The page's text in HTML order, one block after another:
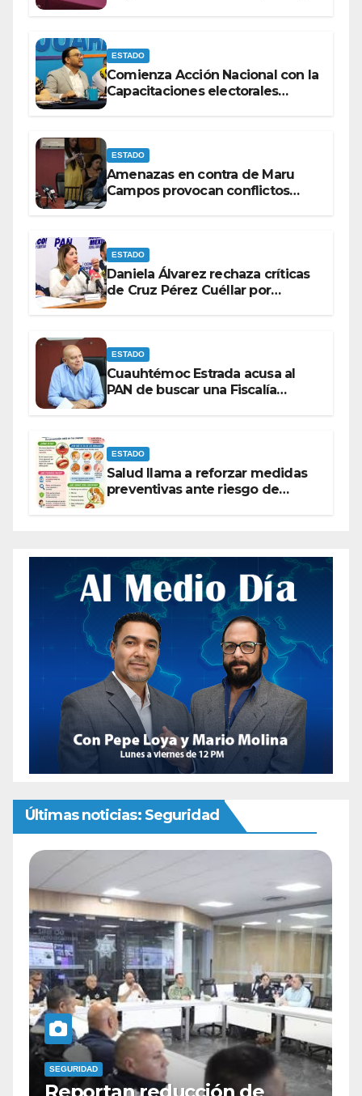
ESTADO
Comienza Acción Nacional con la
Capacitaciones electorales
ESTADO
Amenazas en contra de Maru
Campos provocan conflictos
ESTADO
Daniela Álvarez rechaza críticas
de Cruz Pérez Cuéllar por
ESTADO
Cuauhtémoc Estrada acusa al
PAN de buscar una Fiscalía
ESTADO
Salud llama a reforzar medidas
preventivas ante riesgo de
Últimas noticias: Seguridad
SEGURIDAD